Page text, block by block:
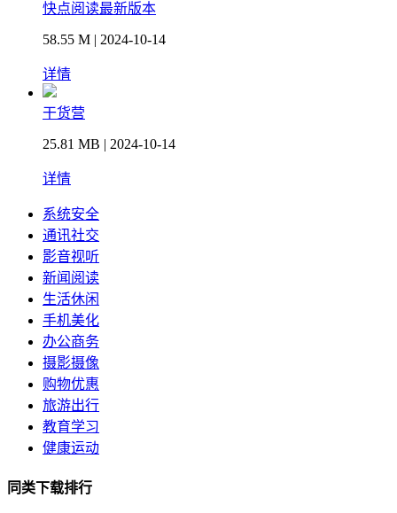
快点阅读最新版本
58.55 M | 2024-10-14
详情
干货营
25.81 MB | 2024-10-14
详情
系统安全
通讯社交
影音视听
新闻阅读
生活休闲
手机美化
办公商务
摄影摄像
购物优惠
旅游出行
教育学习
健康运动
同类下载排行